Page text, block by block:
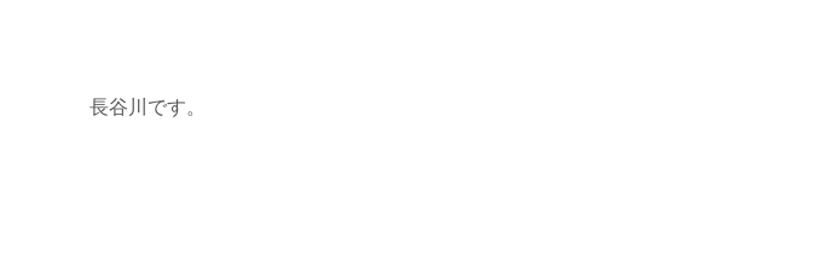
長谷川です。